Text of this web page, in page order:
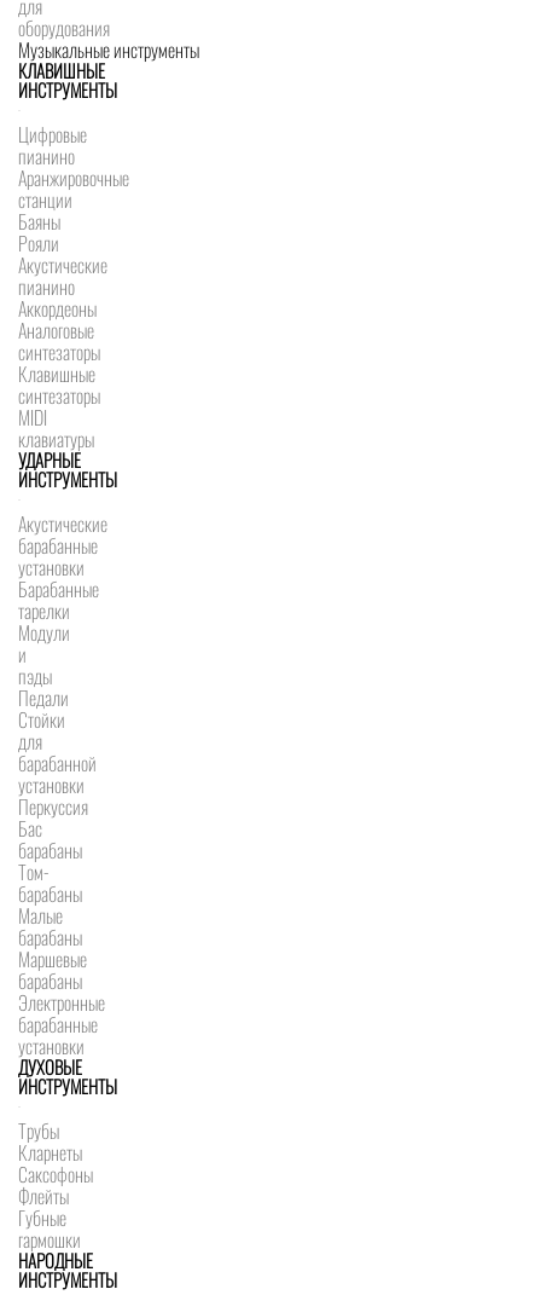
для
оборудования
Музыкальные инструменты
КЛАВИШНЫЕ
ИНСТРУМЕНТЫ
Цифровые
пианино
Аранжировочные
станции
Баяны
Рояли
Акустические
пианино
Аккордеоны
Аналоговые
синтезаторы
Клавишные
синтезаторы
MIDI
клавиатуры
УДАРНЫЕ
ИНСТРУМЕНТЫ
Акустические
барабанные
установки
Барабанные
тарелки
Модули
и
пэды
Педали
Стойки
для
барабанной
установки
Перкуссия
Бас
барабаны
Том-
барабаны
Малые
барабаны
Маршевые
барабаны
Электронные
барабанные
установки
ДУХОВЫЕ
ИНСТРУМЕНТЫ
Трубы
Кларнеты
Саксофоны
Флейты
Губные
гармошки
НАРОДНЫЕ
ИНСТРУМЕНТЫ